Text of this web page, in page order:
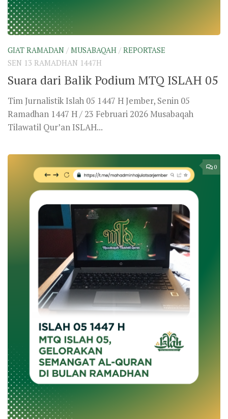
GIAT RAMADAN / MUSABAQAH / REPORTASE
SEN 13 RAMADHAN 1447H
Suara dari Balik Podium MTQ ISLAH 05
Tim Jurnalistik Islah 05 1447 H Jember, Senin 05
Ramadhan 1447 H / 23 Februari 2026 Musabaqah
Tilawatil Qur’an ISLAH...
0